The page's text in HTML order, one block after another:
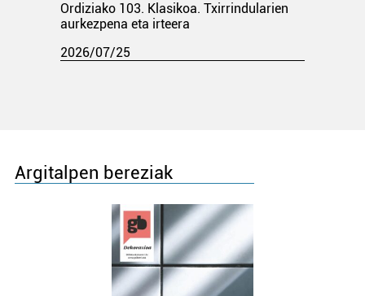
Ordiziako 103. Klasikoa. Txirrindularien
aurkezpena eta irteera
2026/07/25
Argitalpen bereziak